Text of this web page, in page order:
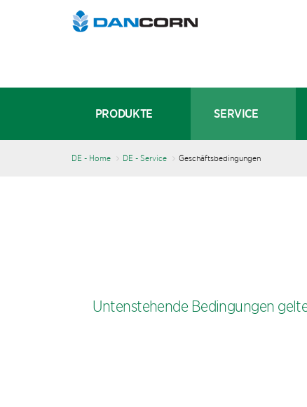
PRODUKTE SERVICE
DE - Home DE - Service Geschäftsbedingungen
Untenstehende Bedingungen